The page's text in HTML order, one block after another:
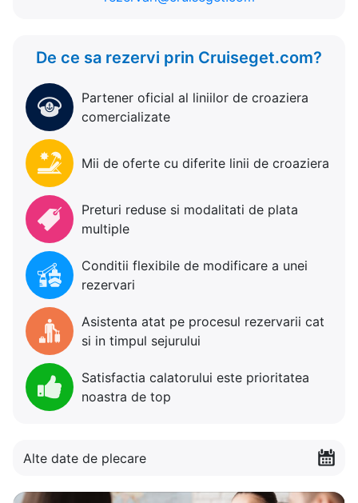
De ce sa rezervi prin Cruiseget.com?
Partener oficial al liniilor de croaziera
comercializate
Mii de oferte cu diferite linii de croaziera
Preturi reduse si modalitati de plata
multiple
Conditii flexibile de modificare a unei
rezervari
Asistenta atat pe procesul rezervarii cat
si in timpul sejurului
Satisfactia calatorului este prioritatea
noastra de top
Alte date de plecare